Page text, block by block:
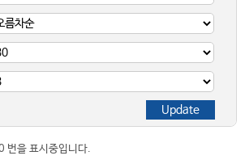
을 표시중입니다.